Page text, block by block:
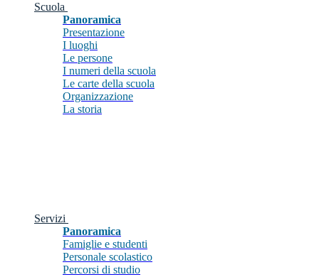
Scuola
Panoramica
Presentazione
I luoghi
Le persone
I numeri della scuola
Le carte della scuola
Organizzazione
La storia
Servizi
Panoramica
Famiglie e studenti
Personale scolastico
Percorsi di studio